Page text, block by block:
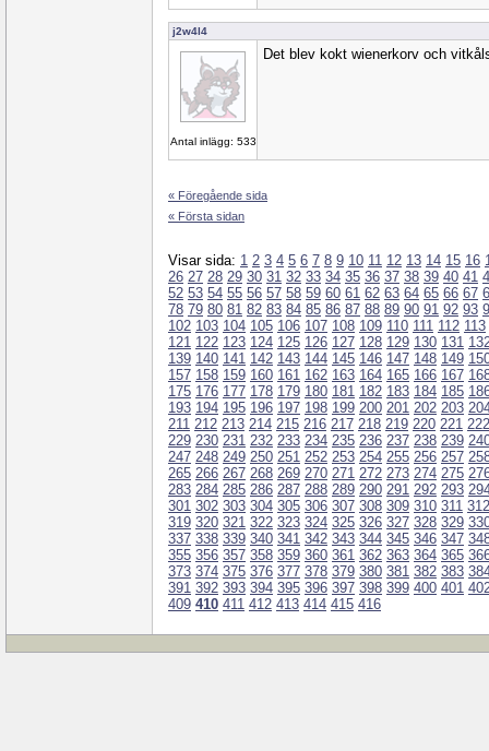
j2w4l4
Antal inlägg: 533
Det blev kokt wienerkorv och
« Föregående sida
« Första sidan
Visar sida: 1 2 3 4 5 6 7 8 9 10 11 12 13 14 15 16
26 27 28 29 30 31 32 33 34 35 36 37 38 39 40 41
52 53 54 55 56 57 58 59 60 61 62 63 64 65 66 67
78 79 80 81 82 83 84 85 86 87 88 89 90 91 92 93
102 103 104 105 106 107 108 109 110 111 112 113
121 122 123 124 125 126 127 128 129 130 131
139 140 141 142 143 144 145 146 147 148 149
157 158 159 160 161 162 163 164 165 166 167
175 176 177 178 179 180 181 182 183 184 185
193 194 195 196 197 198 199 200 201 202 203
211 212 213 214 215 216 217 218 219 220 221 222
229 230 231 232 233 234 235 236 237 238 239
247 248 249 250 251 252 253 254 255 256 257
265 266 267 268 269 270 271 272 273 274 275
283 284 285 286 287 288 289 290 291 292 293
301 302 303 304 305 306 307 308 309 310 311 312
319 320 321 322 323 324 325 326 327 328 329
337 338 339 340 341 342 343 344 345 346 347
355 356 357 358 359 360 361 362 363 364 365
373 374 375 376 377 378 379 380 381 382 383
391 392 393 394 395 396 397 398 399 400 401
409 410 411 412 413 414 415 416